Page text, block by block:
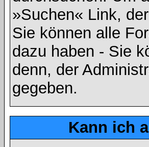
»Suchen« Link,
Sie können alle
dazu haben - Sie
denn, der
gegeben.
Kann ich